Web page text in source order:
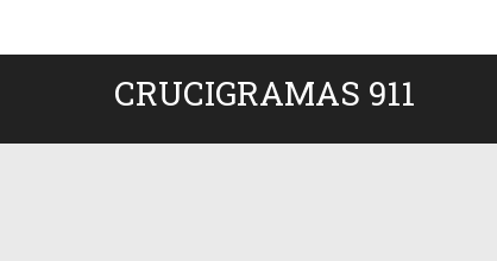
CRUCIGRAMAS 911